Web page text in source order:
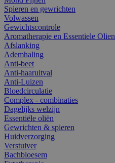
Spieren en gewrichten
Volwassen
Gewichtscontrole
Aromatherapie en Essentiele Olien
Afslanking
Ademhaling
Anti-beet
Anti-haaruitval
Anti-Luizen
Bloedcirculatie
Complex - combinaties
Dagelijks welzijn
Essentiële oliën
Gewrichten & spieren
Huidverzorging
Verstuiver
Bachbloesem